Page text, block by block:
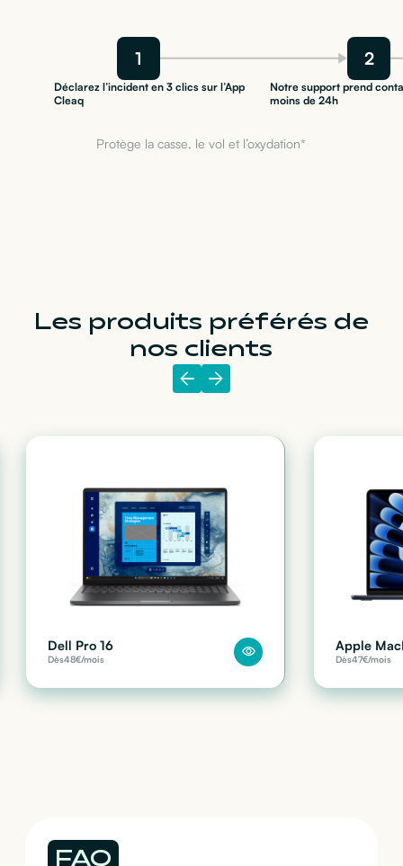
1 2
Déclarez l’incident en 3 clics sur l’App
Cleaq
Notre support prend
moins de 24h
Protège la casse, le vol et l’oxydation*
Les produits préférés de
nos clients
Dell Pro 16
Dès48€/mois
Apple
Dès47€/mois
FAQ